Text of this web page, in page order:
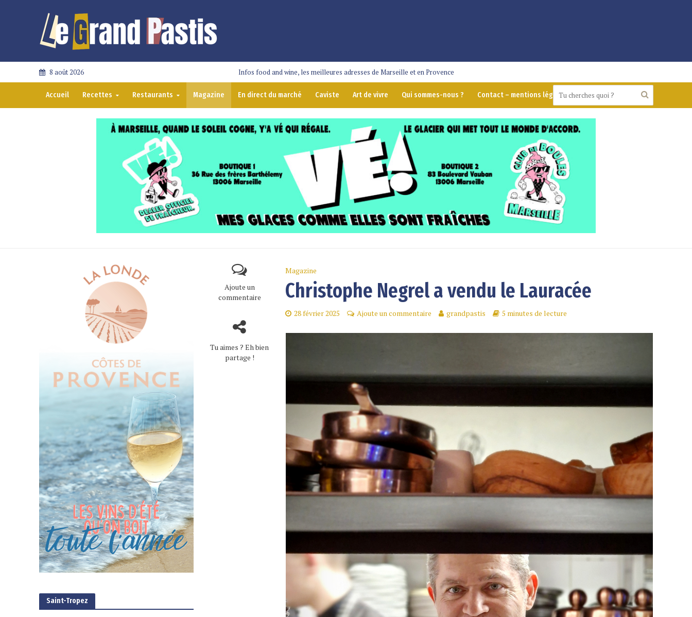
8 août 2026 Infos food and wine, les meilleures adresses de Marseille et en Provence
Accueil Recettes Restaurants Magazine En direct du marché Caviste Art de vivre Qui sommes-nous ? Contact – mentions légales
Saint-Tropez
Ajoute un
commentaire
Tu aimes ? Eh bien
partage !
Magazine
Christophe Negrel a vendu le Lauracée
28 février 2025 Ajoute un commentaire grandpastis 5 minutes de lecture